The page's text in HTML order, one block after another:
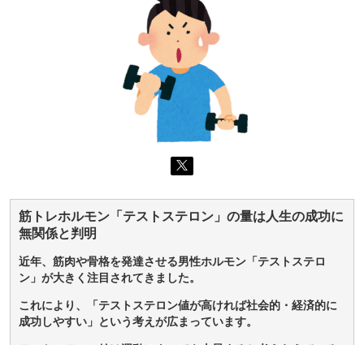
筋トレホルモン「テストステロン」の量は人生の成功に
無関係と判明
近年、筋肉や骨格を発達させる男性ホルモン「テストステロ
ン」が大きく注目されてきました。
これにより、「テストステロン値が高ければ社会的・経済的に
成功しやすい」という考えが広まっています。